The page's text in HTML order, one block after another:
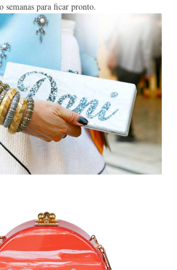
semanas para ficar pronto.